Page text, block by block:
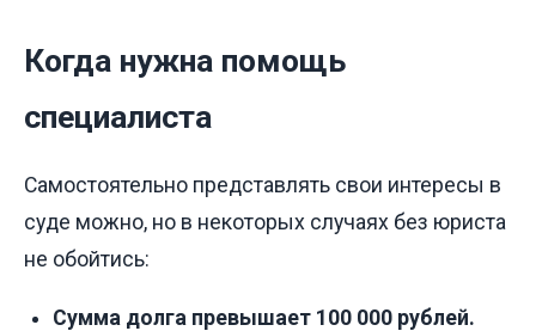
Когда нужна помощь
специалиста
Самостоятельно представлять свои интересы в
суде можно, но в некоторых случаях без юриста
не обойтись:
Сумма долга превышает 100 000 рублей.